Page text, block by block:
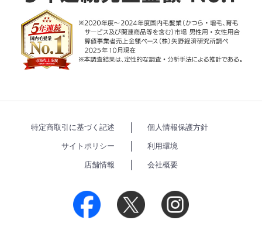
特定商取引に基づく記述 個人情報保護方針
サイトポリシー 利用環境
店舗情報 会社概要